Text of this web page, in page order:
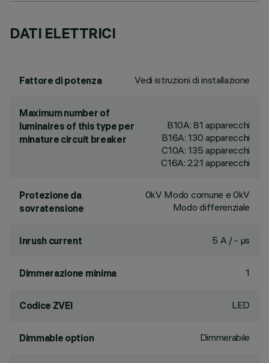
DATI ELETTRICI
Fattore di potenza Vedi istruzioni di installazione
Maximum number of
luminaires of this type per
minature circuit breaker
B10A: 81 apparecchi
B16A: 130 apparecchi
C10A: 135 apparecchi
C16A: 221 apparecchi
Protezione da
sovratensione
0kV Modo comune e 0kV
Modo differenziale
Inrush current 5 A / - µs
Dimmerazione minima 1
Codice ZVEI LED
Dimmable option Dimmerabile